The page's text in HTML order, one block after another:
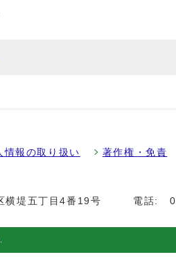
情報の取り扱い 著作権・免責
堤五丁目4番19号 電話: